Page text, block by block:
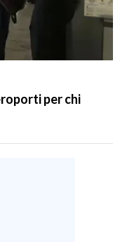
per chi